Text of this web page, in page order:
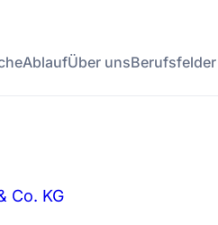
AblaufÜber unsBerufsfelder
Co. KG